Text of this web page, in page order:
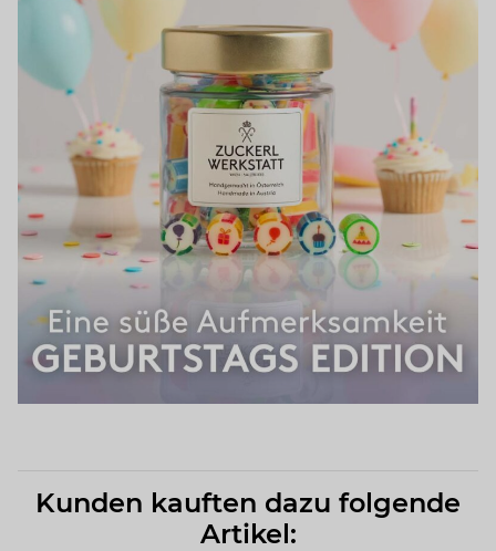
Kunden kauften dazu folgende
Artikel: